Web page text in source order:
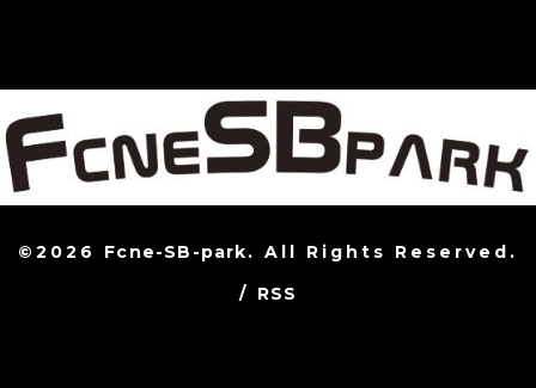
©2026 Fcne-SB-park. All Rights Reserved.
/ RSS